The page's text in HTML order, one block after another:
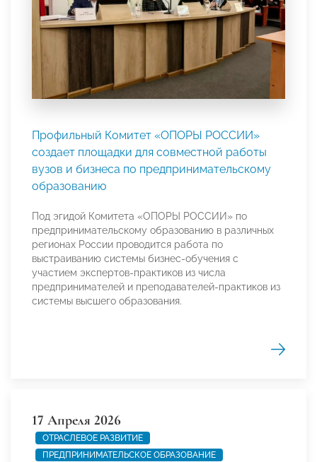
Профильный Комитет «ОПОРЫ РОССИИ»
создает площадки для совместной работы
вузов и бизнеса по предпринимательскому
образованию
Под эгидой Комитета «ОПОРЫ РОССИИ» по
предпринимательскому образованию в различных
регионах России проводится работа по
выстраиванию системы бизнес-обучения с
участием экспертов-практиков из числа
предпринимателей и преподавателей-практиков из
системы высшего образования.
17 Апреля 2026
ОТРАСЛЕВОЕ РАЗВИТИЕ
ПРЕДПРИНИМАТЕЛЬСКОЕ ОБРАЗОВАНИЕ